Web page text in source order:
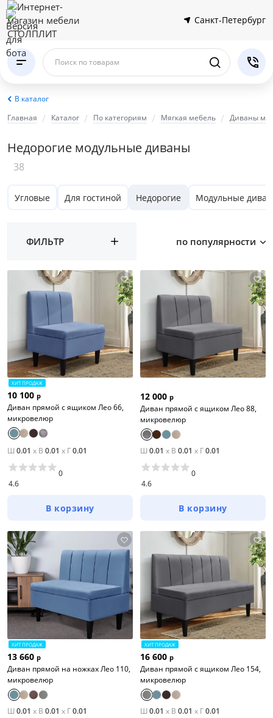
Санкт-Петербург
Поиск по товарам
В каталог
Главная
Каталог По категориям Мягкая мебель Диваны
Недорогие модульные диваны
38
Угловые Для гостиной Недорогие Модульные
ФИЛЬТР по популярности
ХИТ ПРОДАЖ
10 100 р
Диван прямой с ящиком Лео 66,
микровелюр
Ш 0.01 x В 0.01 x Г0.01
4.6
0
В корзину
12 000 р
Диван прямой с ящиком Лео 88,
микровелюр
Ш 0.01 x В 0.01 x Г0.01
4.6
0
В корзину
ХИТ ПРОДАЖ
13 660 р
Диван прямой на ножках Лео 110,
микровелюр
Ш 0.01 x В 0.01 x Г0.01
ХИТ ПРОДАЖ
16 600 р
Диван прямой с ящиком Лео 154,
микровелюр
Ш 0.01 x В 0.01 x Г0.01